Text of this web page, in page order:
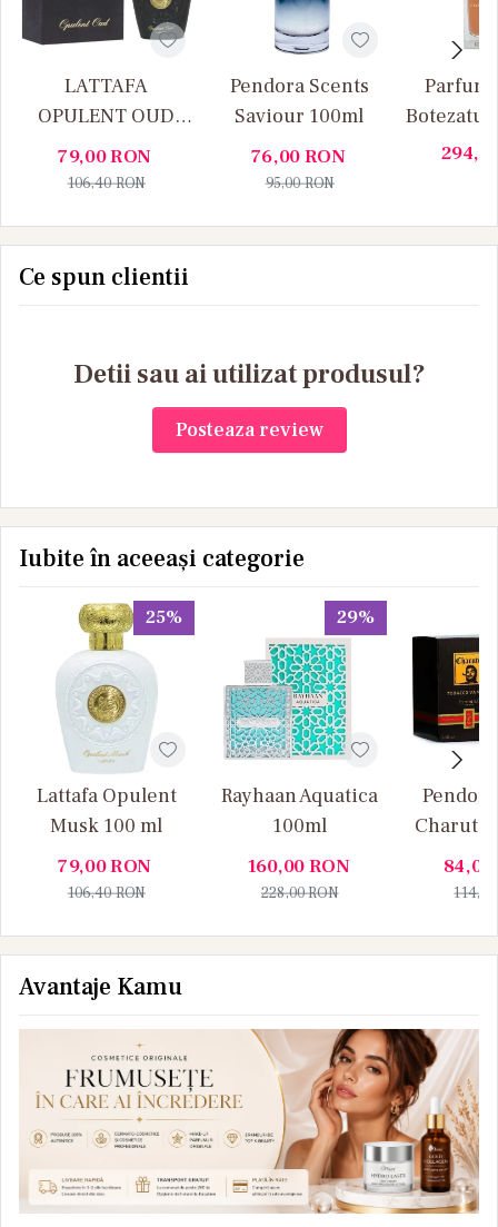
LATTAFA
OPULENT OUD
100ML
79,00RON
106,40RON
Pendora Scents
Saviour 100ml
76,00RON
95,00RON
Parfum
-
Ce spun clientii
Detii sau ai utilizat produsul?
Posteaza review
Iubite în aceeași categorie
25%
Lattafa Opulent
Musk 100 ml
79,00RON
106,40RON
29%
Rayhaan Aquatica
100ml
160,00RON
228,00RON
Charuto
84,00
Avantaje Kamu